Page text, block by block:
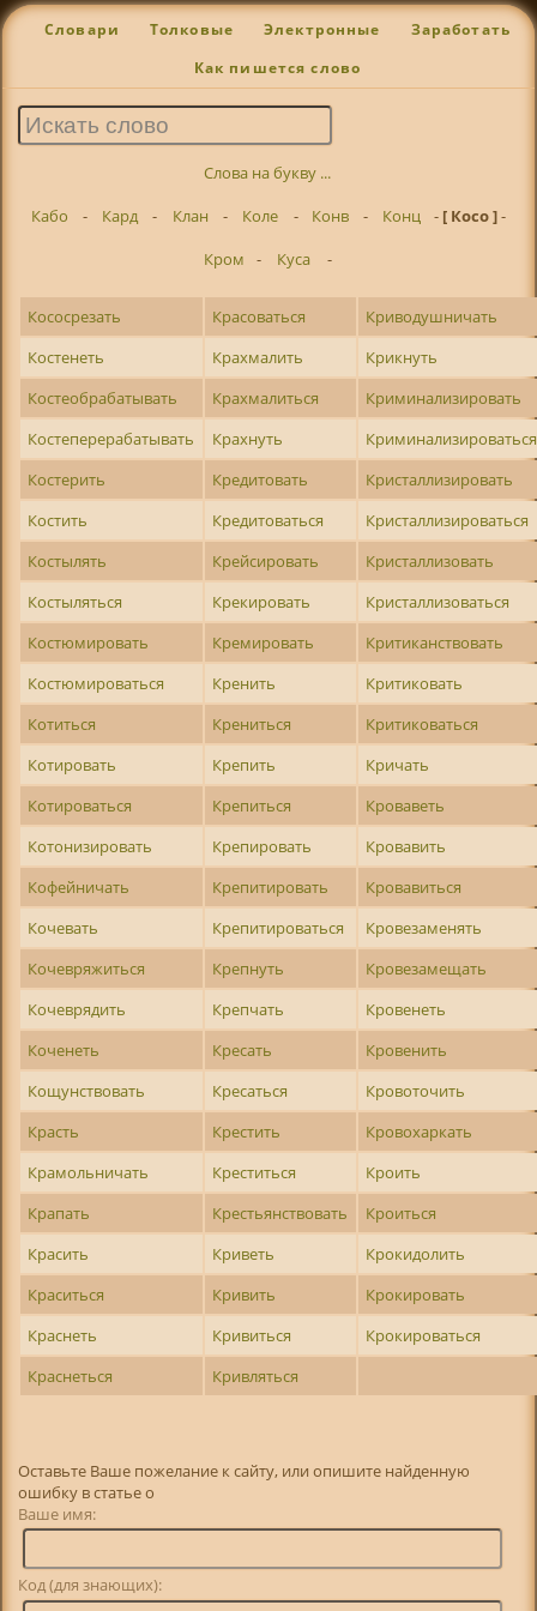
Словари Толковые Электронные Заработать
Как пишется слово
Слова на букву ...
Кабо
- Кард - Клан - Коле - Конв - Конц - [ Косо ]-
Кром
- Куса -
Кососрезать Красоваться
Криводушничать
Костенеть
Крахмалить
Крикнуть
Костеобрабатывать
Крахмалиться
Криминализировать
Костеперерабатывать
Крахнуть
Криминализироваться
Костерить
Кредитовать
Кристаллизировать
Костить
Кредитоваться
Кристаллизироваться
Костылять
Крейсировать
Кристаллизовать
Костыляться
Крекировать
Кристаллизоваться
Костюмировать
Кремировать
Критиканствовать
Костюмироваться
Кренить
Критиковать
Котиться
Крениться
Критиковаться
Котировать
Крепить
Кричать
Котироваться
Крепиться
Кроваветь
Котонизировать
Крепировать
Кровавить
Кофейничать
Крепитировать
Кровавиться
Кочевать
Крепитироваться
Кровезаменять
Кочевряжиться
Крепнуть
Кровезамещать
Кочеврядить
Крепчать
Кровенеть
Коченеть
Кресать
Кровенить
Кощунствовать
Кресаться
Кровоточить
Красть
Крестить
Кровохаркать
Крамольничать
Креститься
Кроить
Крапать
Крестьянствовать
Кроиться
Красить
Криветь
Крокидолить
Краситься
Кривить
Крокировать
Краснеть
Кривиться
Крокироваться
Краснеться
Кривляться
Оставьте Ваше пожелание к сайту, или опишите найденную
ошибку в статье о
Ваше имя:
Код (для знающих):